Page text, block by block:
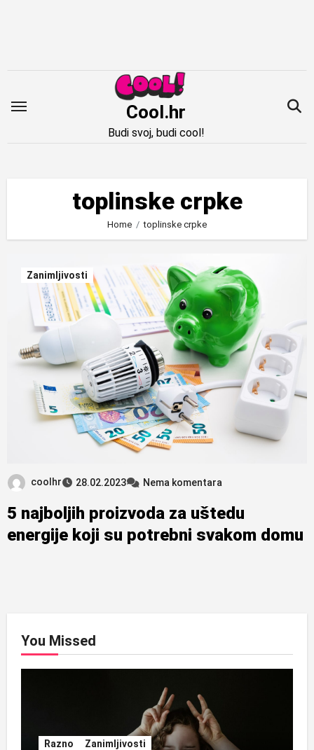
Cool.hr
Budi svoj, budi cool!
toplinske crpke
Home toplinske crpke
Zanimljivosti
coolhr 28.02.2023 Nema komentara
5 najboljih proizvoda za uštedu
energije koji su potrebni svakom domu
You Missed
Razno Zanimljivosti